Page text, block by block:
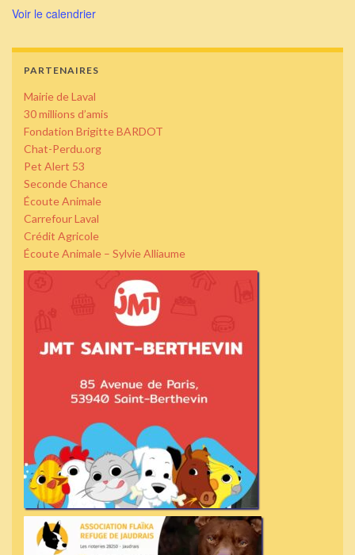
Voir le calendrier
PARTENAIRES
Mairie de Laval
30 millions d’amis
Fondation Brigitte BARDOT
Chat-Perdu.org
Pet Alert 53
Seconde Chance
Écoute Animale
Carrefour Laval
Crédit Agricole
Écoute Animale – Sylvie Alliaume